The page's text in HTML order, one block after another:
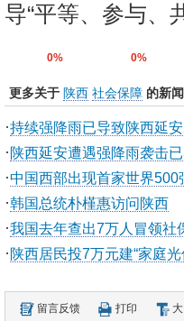
导“平等、参与、
0% 0%
更多关于 陕西 社会保障 的新闻
·持续强降雨已导致陕西延
·陕西延安遭遇强降雨袭击
·中国西部出现首家世界500
·韩国总统朴槿惠访问陕西
·我国去年查出7万人冒领社
·陕西居民投7万元建“家庭光
留言反馈 打印 大